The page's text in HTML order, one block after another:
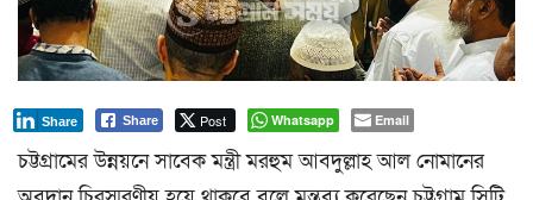
Share Post
Share Whatsapp Email
চট্টগ্রামের উন্নয়নে সাবেক মন্ত্রী মরহুম আবদুল্লাহ আল নোমানের